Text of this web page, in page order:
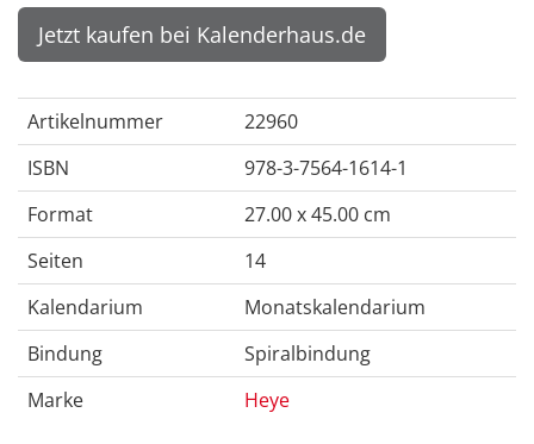
Jetzt kaufen bei Kalenderhaus.de
Artikelnummer
22960
ISBN
978-3-7564-1614-1
Format
27.00 x 45.00 cm
Seiten
14
Kalendarium
Monatskalendarium
Bindung
Spiralbindung
Marke
Heye